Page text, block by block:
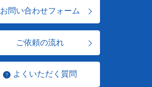
お問い合わせフォーム
ご依頼の流れ
よくいただく質問